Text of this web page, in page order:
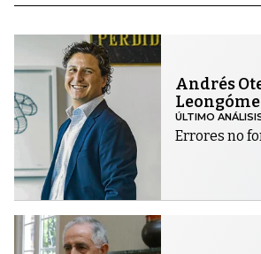
Andrés
ÚLTIMO
Errores no